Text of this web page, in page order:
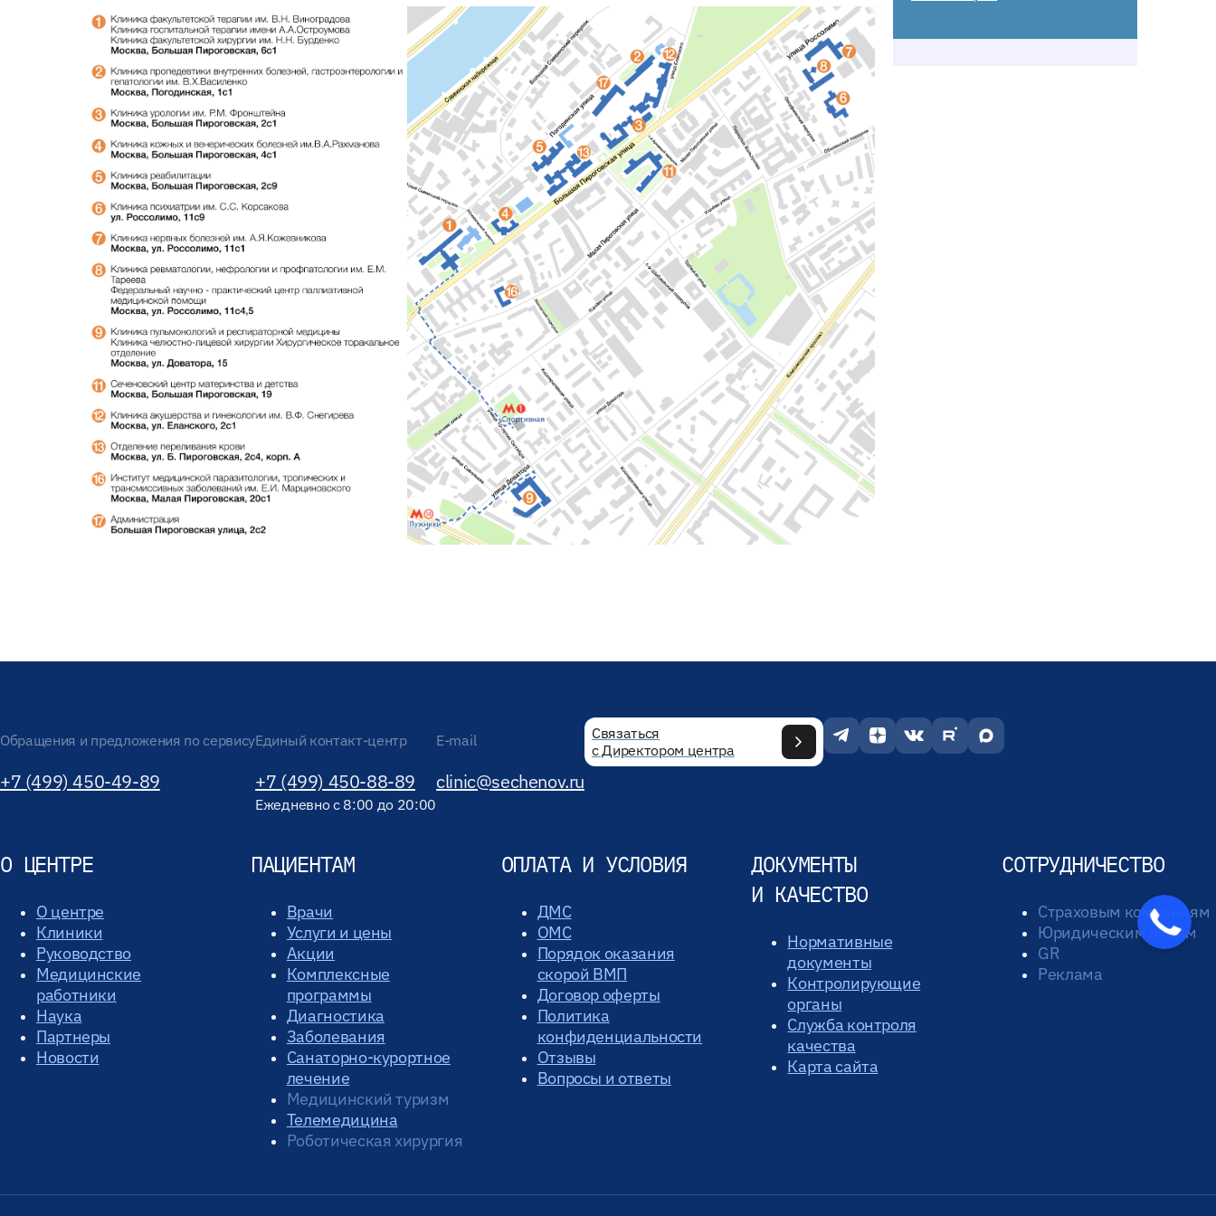
Обращения и предложения по сервису
+7 (499) 450-49-89
Единый контакт-центр
+7 (499) 450-88-89
Ежедневно с 8:00 до 20:00
E-mail
clinic@sechenov.ru
Связаться
с Директором центра
О ЦЕНТРЕ
О центре
Клиники
Руководство
Медицинские
работники
Наука
Партнеры
Новости
ПАЦИЕНТАМ
Врачи
Услуги и цены
Акции
Комплексные
программы
Диагностика
Заболевания
Санаторно-курортное
лечение
Медицинский туризм
Телемедицина
Роботическая хирургия
ОПЛАТА И УСЛОВИЯ
ДМС
ОМС
Порядок оказания
скорой ВМП
Договор оферты
Политика
конфиденциальности
Отзывы
Вопросы и ответы
ДОКУМЕНТЫ
И КАЧЕСТВО
Нормативные
документы
Контролирующие
органы
Служба контроля
качества
Карта сайта
СОТРУДНИЧЕСТВО
Страховым компаниям
Юридическим лицам
GR
Реклама
Закажите
звонок